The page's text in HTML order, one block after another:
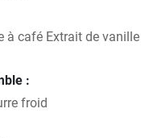
à café Extrait de vanille
:
froid